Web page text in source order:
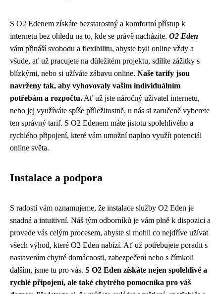
S O2 Edenem získáte bezstarostný a komfortní přístup k
internetu bez ohledu na to, kde se právě nacházíte. O2 Eden
vám přináší svobodu a flexibilitu, abyste byli online vždy a
všude, ať už pracujete na důležitém projektu, sdílíte zážitky s
blízkými, nebo si užíváte zábavu online. Naše tarify jsou
navrženy tak, aby vyhovovaly vašim individuálním
potřebám a rozpočtu. Ať už jste náročný uživatel internetu,
nebo jej využíváte spíše příležitostně, u nás si zaručeně vyberete
ten správný tarif. S O2 Edenem máte jistotu spolehlivého a
rychlého připojení, které vám umožní naplno využít potenciál
online světa.
Instalace a podpora
S radostí vám oznamujeme, že instalace služby O2 Eden je
snadná a intuitivní. Náš tým odborníků je vám plně k dispozici a
provede vás celým procesem, abyste si mohli co nejdříve užívat
všech výhod, které O2 Eden nabízí. Ať už potřebujete poradit s
nastavením chytré domácnosti, zabezpečení nebo s čímkoli
dalším, jsme tu pro vás. S O2 Eden získáte nejen spolehlivé a
rychlé připojení, ale také chytrého pomocníka pro váš